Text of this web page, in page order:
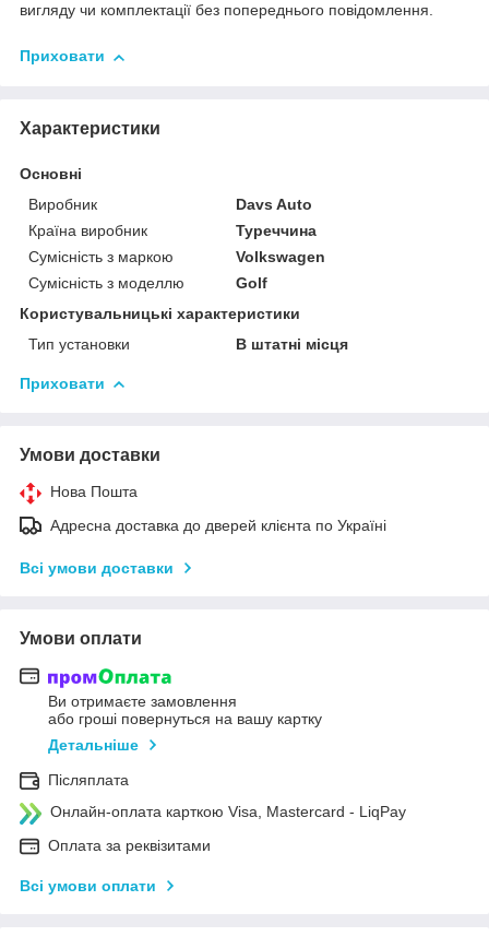
вигляду чи комплектації без попереднього повідомлення.
Приховати
Характеристики
Основні
Виробник
Davs Auto
Країна виробник
Туреччина
Сумісність з маркою
Volkswagen
Сумісність з моделлю
Golf
Користувальницькі характеристики
Тип установки
В штатні місця
Приховати
Умови доставки
Нова Пошта
Адресна доставка до дверей клієнта по Україні
Всі умови доставки
Умови оплати
Ви отримаєте замовлення
або гроші повернуться на вашу картку
Детальніше
Післяплата
Онлайн-оплата карткою Visa, Mastercard - LiqPay
Оплата за реквізитами
Всі умови оплати